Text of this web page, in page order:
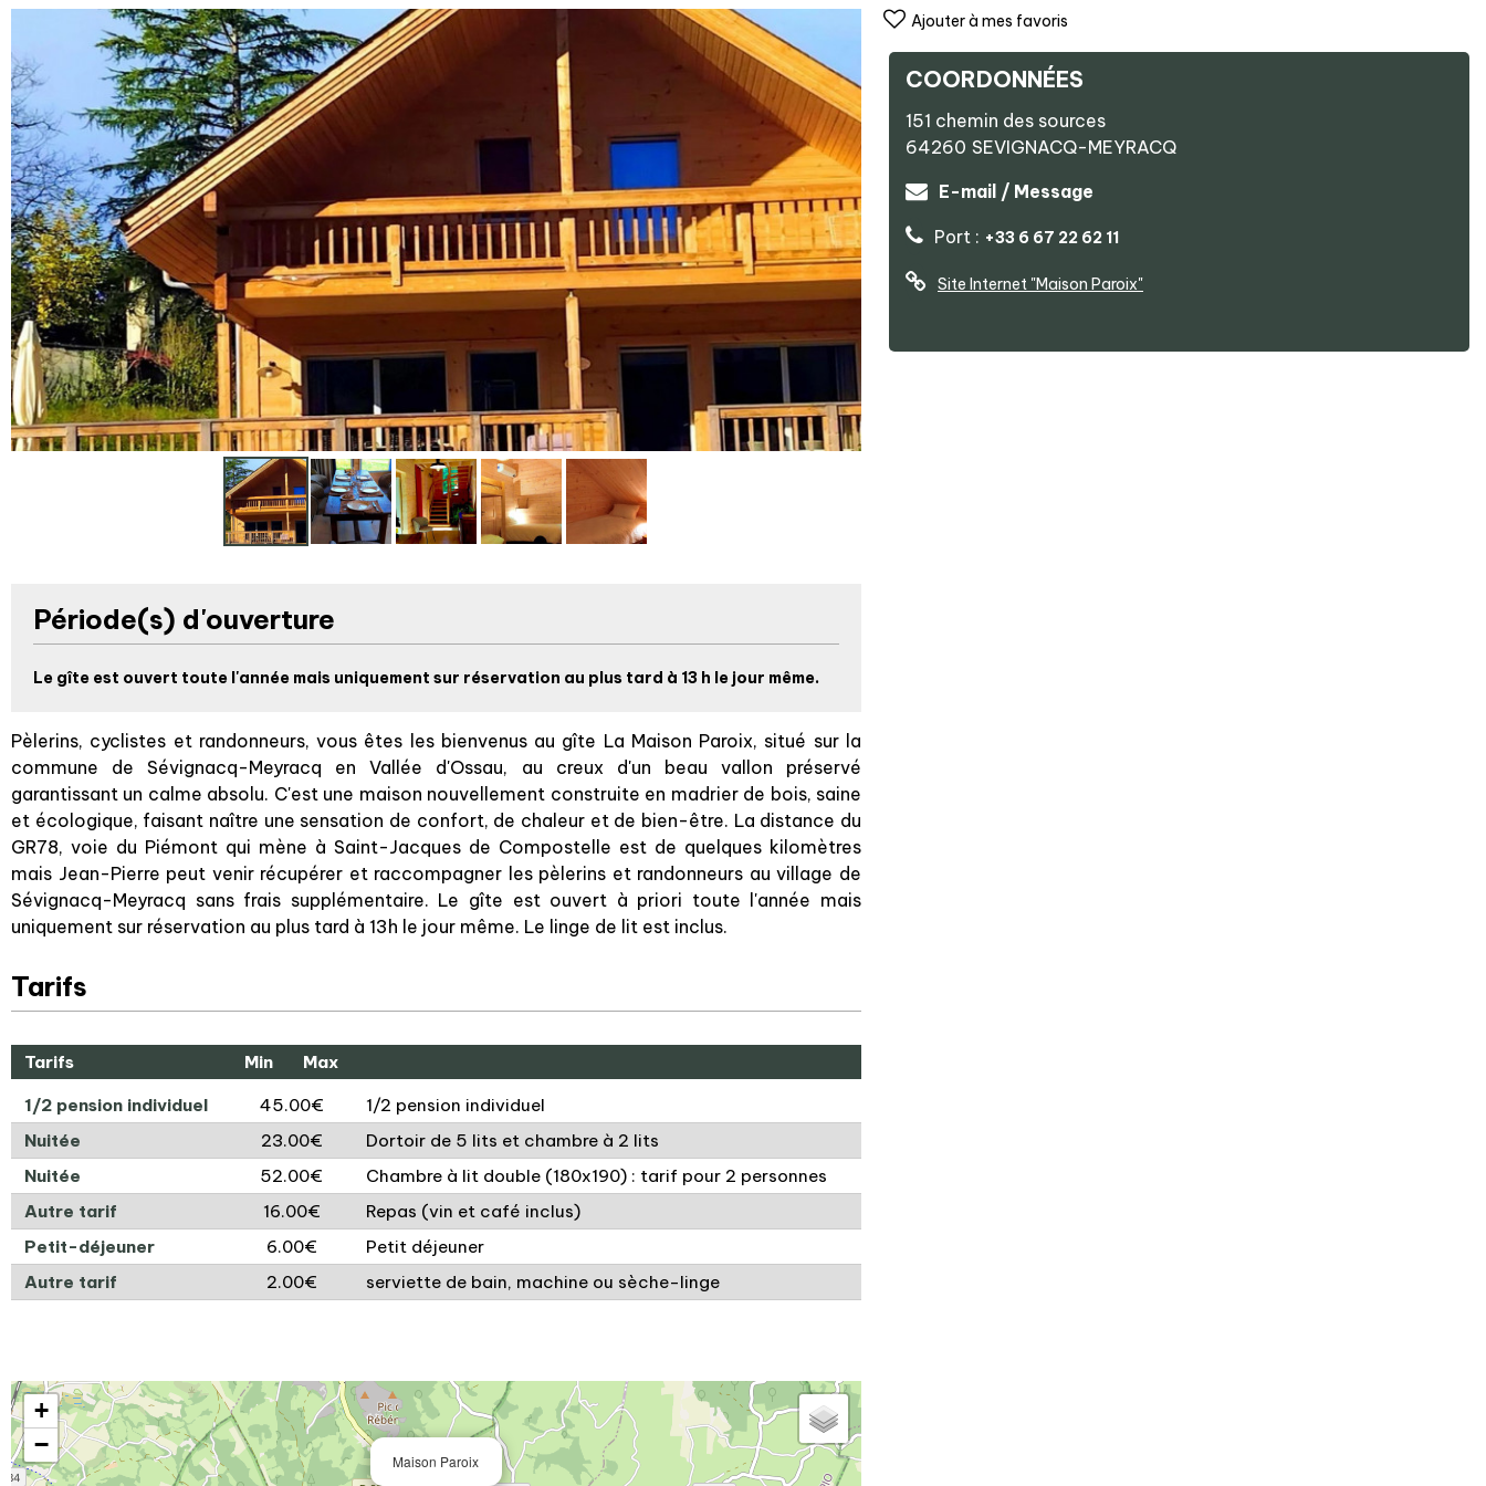
Ajouter à mes favoris
COORDONNÉES
151 chemin des sources
64260 SEVIGNACQ-MEYRACQ
E-mail / Message
Port : +33 6 67 22 62 11
Site Internet "Maison Paroix"
Période(s) d'ouverture
Le gîte est ouvert toute l'année mais uniquement sur réservation au plus tard à 13 h le jour même.
Pèlerins, cyclistes et randonneurs, vous êtes les bienvenus au gîte La Maison Paroix, situé sur la
commune de Sévignacq-Meyracq en Vallée d'Ossau, au creux d'un beau vallon préservé
garantissant un calme absolu. C'est une maison nouvellement construite en madrier de bois, saine
et écologique, faisant naître une sensation de confort, de chaleur et de bien-être. La distance du
GR78, voie du Piémont qui mène à Saint-Jacques de Compostelle est de quelques kilomètres
mais Jean-Pierre peut venir récupérer et raccompagner les pèlerins et randonneurs au village de
Sévignacq-Meyracq sans frais supplémentaire. Le gîte est ouvert à priori toute l'année mais
uniquement sur réservation au plus tard à 13h le jour même. Le linge de lit est inclus.
Tarifs
Tarifs Min Max
1/2 pension individuel 45.00€
1/2 pension individuel
Nuitée
23.00€
Dortoir de 5 lits et chambre à 2 lits
Nuitée
52.00€
Chambre à lit double (180x190) : tarif pour 2 personnes
Autre tarif
16.00€
Repas (vin et café inclus)
Petit-déjeuner
6.00€
Petit déjeuner
Autre tarif
2.00€ serviette de bain, machine ou sèche-linge
Maison Paroix
+
−